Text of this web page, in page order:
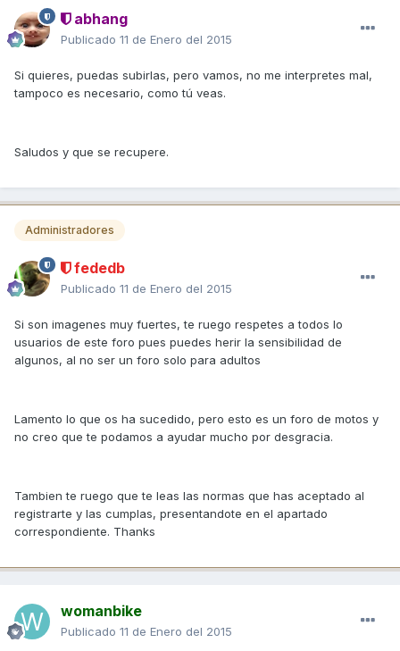
abhang
Publicado 11 de Enero del 2015
Si quieres, puedas subirlas, pero vamos, no me interpretes mal,
tampoco es necesario, como tú veas.
Saludos y que se recupere.
Administradores
fededb
Publicado 11 de Enero del 2015
Si son imagenes muy fuertes, te ruego respetes a todos lo
usuarios de este foro pues puedes herir la sensibilidad de
algunos, al no ser un foro solo para adultos
Lamento lo que os ha sucedido, pero esto es un foro de motos y
no creo que te podamos a ayudar mucho por desgracia.
Tambien te ruego que te leas las normas que has aceptado al
registrarte y las cumplas, presentandote en el apartado
correspondiente. Thanks
womanbike
Publicado 11 de Enero del 2015